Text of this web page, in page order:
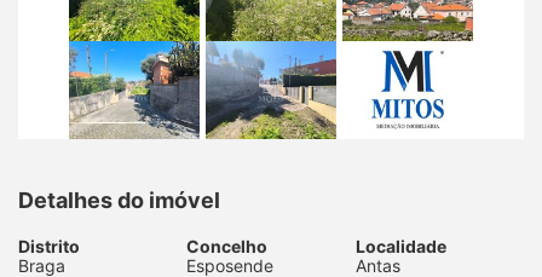
Detalhes do imóvel
Distrito
Braga
Concelho
Esposende
Localidade
Antas